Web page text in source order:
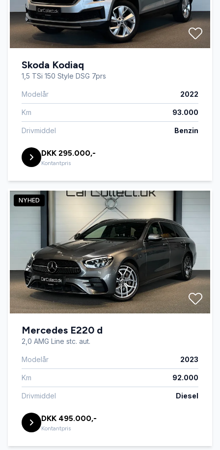
Skoda Kodiaq
1,5 TSi 150 Style DSG 7prs
Modelår 2022
Km 93.000
Drivmiddel Benzin
DKK 295.000,-
Kontantpris
NYHED
Mercedes E220 d
2,0 AMG Line stc. aut.
Modelår 2023
Km 92.000
Drivmiddel Diesel
DKK 495.000,-
Kontantpris